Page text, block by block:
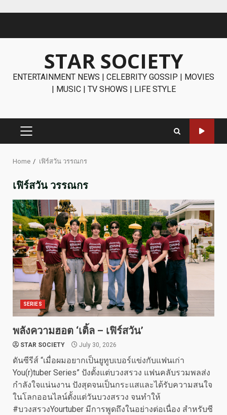
STAR SOCIETY
ENTERTAINMENT NEWS | CELEBRITY GOSSIP | MOVIES
| MUSIC | TV SHOWS | LIFE STYLE
PRIMARY
Home เฟิร์สวัน วรรณกร
เฟิร์สวัน วรรณกร
SERIES
พลังความฮอต ‘เติ้ล – เฟิร์สวัน’
STAR SOCIETY July 30, 2026
ดันซีรีส์ “เมื่อผมอยากเป็นยูทูบเบอร์แข่งกับแฟนเก่า
You(r)tuber Series” ปังตั้งแต่บวงสรวง แฟนคลับรวมพลส่ง
กำลังใจแน่นงาน ปังสุดจนเป็นกระแสและได้รับความสนใจ
ในโลกออนไลน์ตั้งแต่วันบวงสรวง จนทำให้
#บวงสรวงYourtuber มีการพูดถึงในอย่างต่อเนื่อง สำหรับซี